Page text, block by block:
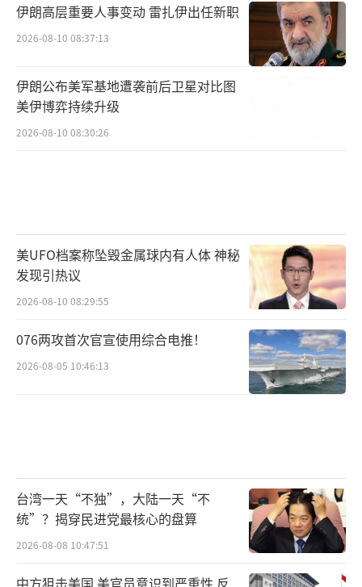
伊朗高层重要人事变动 雷扎伊出任新职
2026-08-10 08:37:13
伊朗公布美军基地遭袭前后卫星对比图
美伊博弈持续升级
2026-08-10 08:30:26
美UFO档案称坠毁金属球内有人体 神秘
发现引热议
2026-08-10 08:29:55
076两攻首次官宣使用综合电推！
2026-08-05 10:46:13
台湾一天“不独”，大陆一天“不
统”？揭穿民进党最核心的盘算
2026-08-08 10:47:51
中方狙击美国 美官员意识到严重性 反